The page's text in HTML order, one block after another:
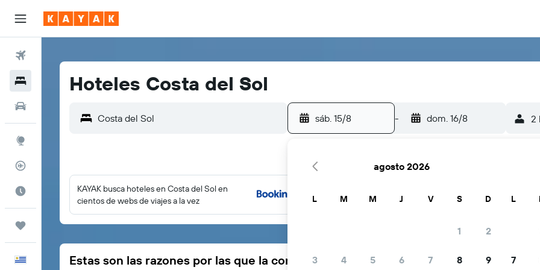
HotelesHoteles Costa del Sol
Costa del Sol sáb. 15/8 - dom. 16/8 2
KAYAK busca hoteles en Costa del Sol en
cientos de webs de viajes a la vez
Estas son las razones por las que la comunidad viajera elige KAYAK
agosto 2026
L M M J V S D
1 2
3 4 5 6 7 8 9
L
7